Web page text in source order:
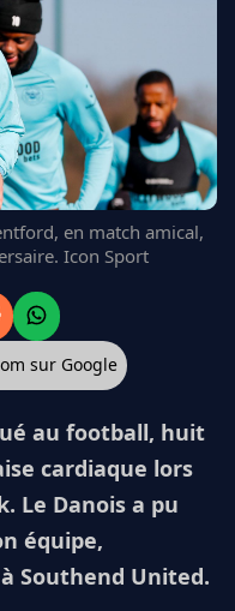
en match amical,
Icon Sport
sur Google
au football, huit
cardiaque lors
Le Danois a pu
équipe,
Southend United.